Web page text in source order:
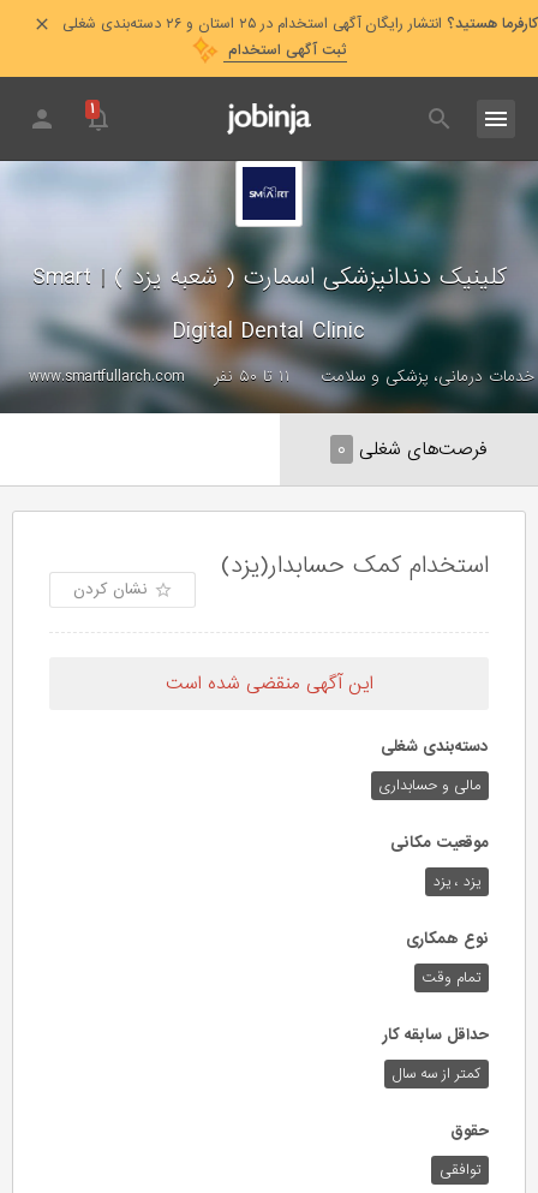
کارفرما هستید؟ انتشار رایگان آگهی استخدام در ۲۵ استان و ۲۶ دسته‌بندی شغلی
ثبت آگهی استخدام
۱
کلینیک دندانپزشکی اسمارت ( شعبه یزد ) |
Smart
Digital Dental Clinic
خدمات درمانی، پزشکی و سلامت ۱۱ تا ۵۰ نفر www.smartfullarch.com
فرصت‌های شغلی ۰
استخدام کمک حسابدار(یزد)
نشان کردن
این آگهی منقضی شده است
دسته‌بندی شغلی
مالی و حسابداری
موقعیت مکانی
یزد ، یزد
نوع همکاری
تمام وقت
حداقل سابقه کار
کمتر از سه سال
حقوق
توافقی